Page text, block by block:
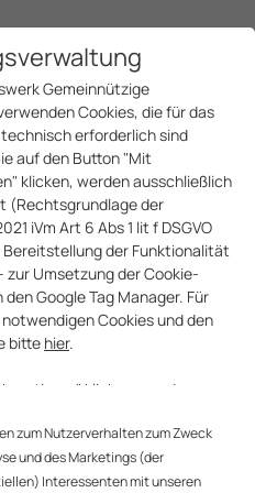
GMBH
Tochtergesellschaft
seit 2001 ein etablierter
Mit einem
und einem klaren
Gemeinnützige
Cookies, die für das
erforderlich sind
auf den Button "Mit
klicken, werden ausschließlich
(Rechtsgrundlage der
iVm Art 6 Abs 1 lit f DSGVO
der Funktionalität
zur Umsetzung der Cookie-
Google Tag Manager. Für
Cookies und den
bitte hier.
klicken, werden
Zweck des Conversion-
gelangen unsere Website-
Website-Besucher und
sowie des Marketings
zum Nutzerverhalten zum Zweck
und des Marketings (der
Interessenten mit unseren